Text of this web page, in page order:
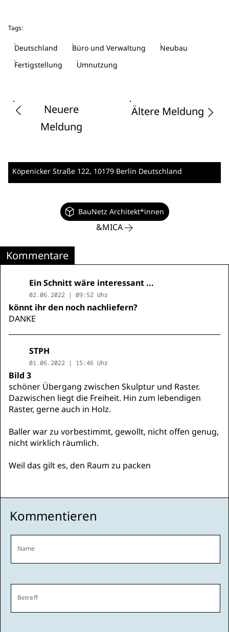
Tags:
Deutschland Büro und Verwaltung
Neubau
Fertigstellung
Umnutzung
Neuere
Meldung
Ältere Meldung
Köpenicker Straße 122, 10179 Berlin Deutschland
BauNetz Architekt*innen
&MICA
Kommentare
Ein Schnitt wäre interessant ...
02.06.2022 | 09:52 Uhr
könnt ihr den noch nachliefern?
DANKE
STPH
01.06.2022 | 15:46 Uhr
Bild 3
schöner Übergang zwischen Skulptur und Raster.
Dazwischen liegt die Freiheit. Hin zum lebendigen
Raster, gerne auch in Holz.
Baller war zu vorbestimmt, gewollt, nicht offen genug,
nicht wirklich räumlich.
Weil das gilt es, den Raum zu packen
Kommentieren
Name
Betreff